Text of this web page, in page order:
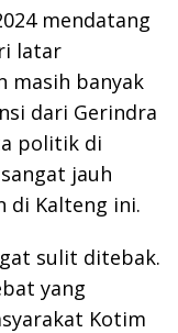
mendatang
latar
masih banyak
dari Gerindra
politik di
jauh
di Kalteng ini.
sulit ditebak.
yang
Kotim